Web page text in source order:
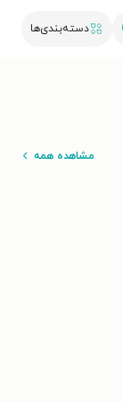
دسته‌بندی‌ها
مشاهده همه